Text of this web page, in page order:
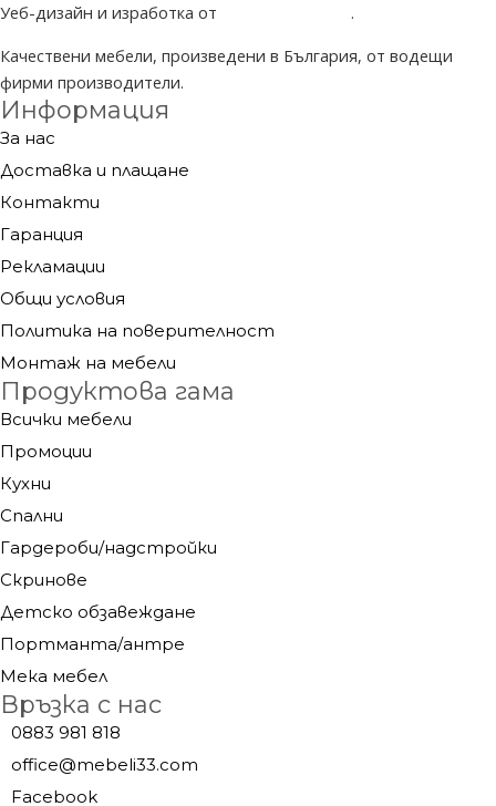
Уеб-дизайн и изработка от
.
Качествени мебели, произведени в България, от водещи
фирми производители.
Информация
За нас
Доставка и плащане
Контакти
Гаранция
Рекламации
Общи условия
Политика на поверителност
Монтаж на мебели
Продуктова гама
Всички мебели
Промоции
Кухни
Спални
Гардероби/надстройки
Скринове
Детско обзавеждане
Портманта/антре
Мека мебел
Връзка с нас
0883 981 818
office@mebeli33.com
Facebook